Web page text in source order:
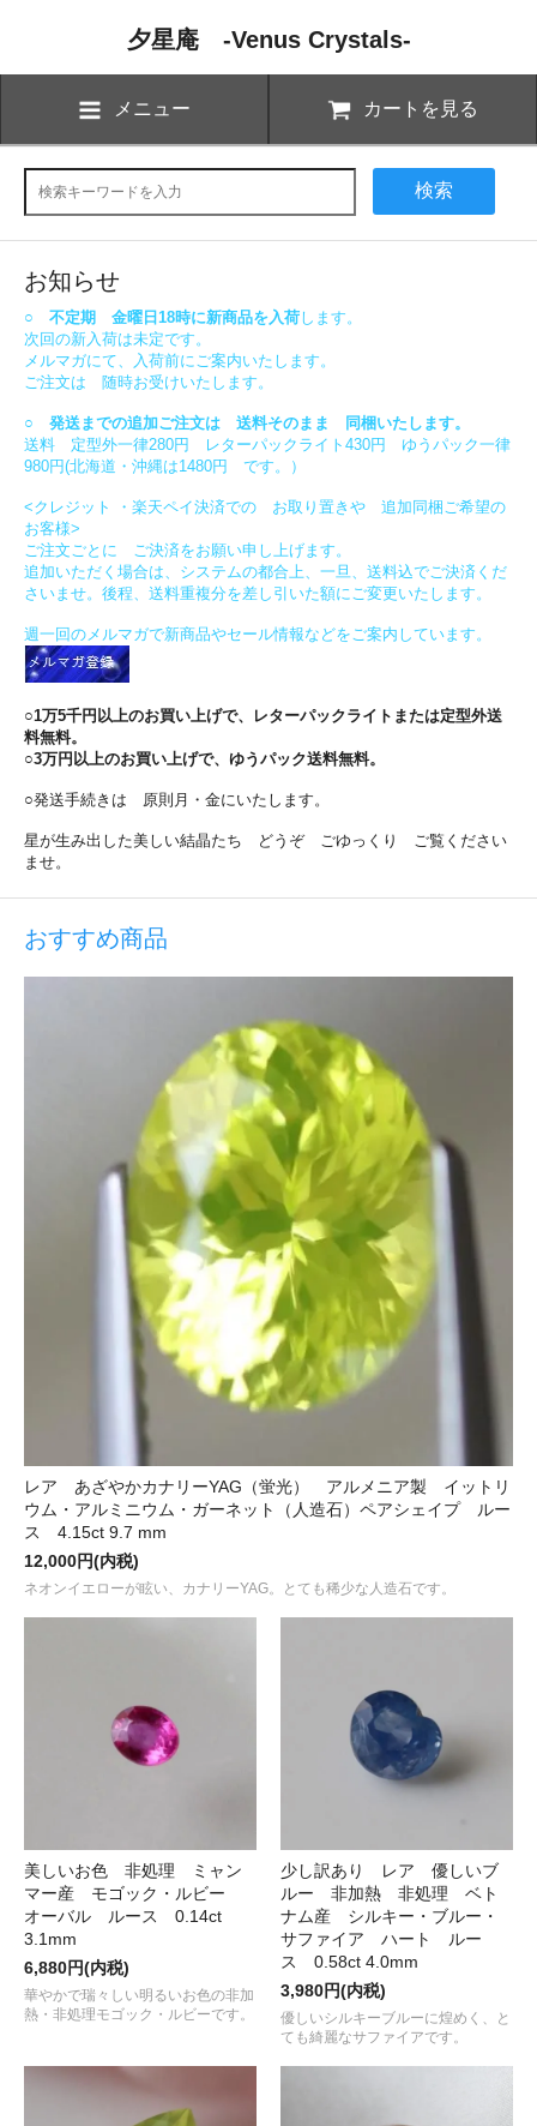
夕星庵 -Venus Crystals-
メニュー カートを見る
検索
お知らせ
○ 不定期 金曜日18時に新商品を入荷します。
次回の新入荷は未定です。
メルマガにて、入荷前にご案内いたします。
ご注文は 随時お受けいたします。
○ 発送までの追加ご注文は 送料そのまま 同梱いたします。
送料 定型外一律280円 レターパックライト430円 ゆうパック一律
980円(北海道・沖縄は1480円 です。）
<クレジット ・楽天ペイ決済での お取り置きや 追加同梱ご希望の
お客様>
ご注文ごとに ご決済をお願い申し上げます。
追加いただく場合は、システムの都合上、一旦、送料込でご決済くだ
さいませ。後程、送料重複分を差し引いた額にご変更いたします。
週一回のメルマガで新商品やセール情報などをご案内しています。
○1万5千円以上のお買い上げで、レターパックライトまたは定型外送
料無料。
○3万円以上のお買い上げで、ゆうパック送料無料。
○発送手続きは 原則月・金にいたします。
星が生み出した美しい結晶たち どうぞ ごゆっくり ご覧ください
ませ。
おすすめ商品
レア あざやかカナリーYAG（蛍光） アルメニア製 イットリ
ウム・アルミニウム・ガーネット（人造石）ペアシェイプ ルー
ス 4.15ct 9.7 mm
12,000円(内税)
ネオンイエローが眩い、カナリーYAG。とても稀少な人造石です。
美しいお色 非処理 ミャン
マー産 モゴック・ルビー
オーバル ルース 0.14ct
3.1mm
6,880円(内税)
華やかで瑞々しい明るいお色の非加
熱・非処理モゴック・ルビーです。
少し訳あり レア 優しいブ
ルー 非加熱 非処理 ベト
ナム産 シルキー・ブルー・
サファイア ハート ルー
ス 0.58ct 4.0mm
3,980円(内税)
優しいシルキーブルーに煌めく、と
ても綺麗なサファイアです。